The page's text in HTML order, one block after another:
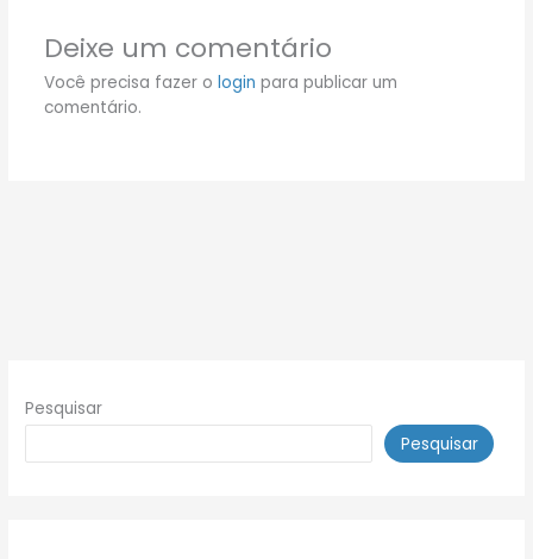
Deixe um comentário
Você precisa fazer o login para publicar um
comentário.
Pesquisar
Pesquisar